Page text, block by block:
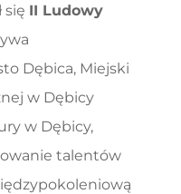
się II Ludowy
Dębica, Miejski
w Dębicy
w Dębicy,
talentów